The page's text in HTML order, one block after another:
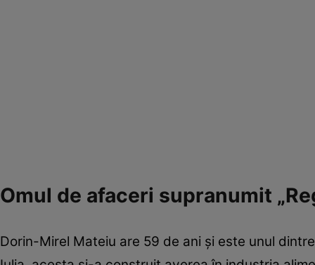
Omul de afaceri supranumit
Dorin-Mirel Mateiu are 59 de ani și este unul